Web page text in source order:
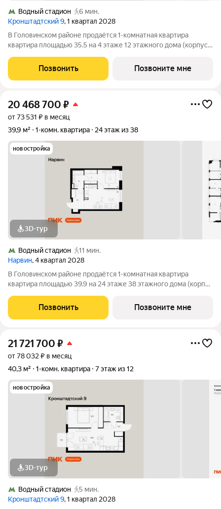
Водный стадион
6 мин.
Кронштадтский 9, 1 квартал 2028
В Головинском районе продаётся 1-комнатная квартира
квартира площадью 35.5 на 4 этаже 12 этажного дома (корпус
расположение 3 минуты пешком до станции метро «Водный
стадион». 2 минуты на
Позвонить Позвоните мне
20 468 700 ₽
от 73 531 ₽ в месяц
39,9 м²
1-комн. квартира 24 этаж из 38
новостройка
3D-тур
Водный стадион
11 мин.
Нарвин, 4 квартал 2028
В Головинском районе продаётся 1-комнатная квартира
квартира площадью 39.9 на 24 этаже 38 этажного дома (корпус
10 минут пешком до станции метро «Водный стадион» и 20
минут до МЦК «Коптево».
Позвонить Позвоните мне
21 721 700 ₽
от 78 032 ₽ в месяц
40,3 м²
1-комн. квартира 7 этаж из 12
новостройка
3D-тур
Водный стадион
5 мин.
Кронштадтский 9, 1 квартал 2028